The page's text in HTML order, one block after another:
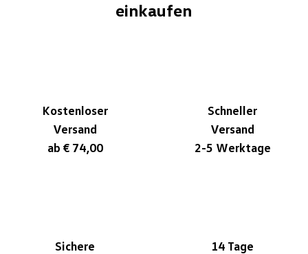
einkaufen
Kostenloser
Versand
ab € 74,00
Schneller
Versand
2-5 Werktage
Sichere
14 Tage